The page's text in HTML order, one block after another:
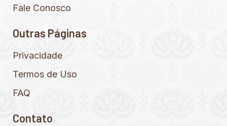
Fale Conosco
Outras Páginas
Privacidade
Termos de Uso
FAQ
Contato